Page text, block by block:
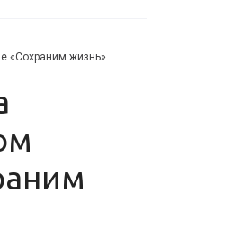
«Сохраним жизнь»